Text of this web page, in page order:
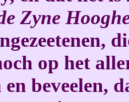
Zyne
op het
beveelen,